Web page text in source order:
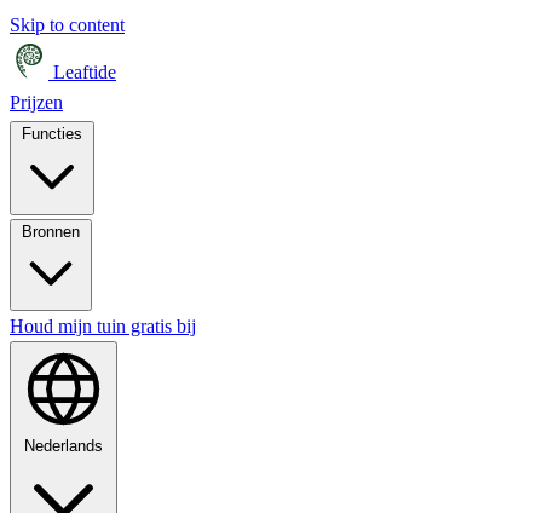
Skip to content
Leaftide
Prijzen
Houd mijn tuin gratis bij
Nederlands